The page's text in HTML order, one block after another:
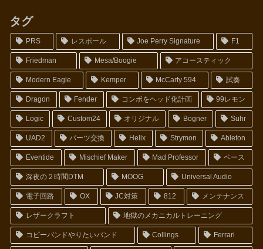
タグ
PRS レスポール Joe Perry Signature F1
Friedman Mesa/Boogie アコースティック
Modern Eagle Kemper McCarty 594 試奏
Dragon Fender コンボをヘッド化計画 99レモン
Logic Custom24 オリジナル Bogner Suhr
UAD2 パーツ交換 Helix Strymon Ableton
Eventide Mischief Maker Mad Professor ベース
深夜の２時間DTM MOOG Universal Audio
電子回路 OX JC対策 812 メンテナンス
レザークラフト 地獄のメカニカルトレーニング
コピーバンドやりたいバンド Collings Ferrari